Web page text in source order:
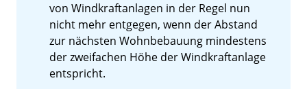
von Windkraftanlagen in der Regel nun
nicht mehr entgegen, wenn der Abstand
zur nächsten Wohnbebauung mindestens
der zweifachen Höhe der Windkraftanlage
entspricht.